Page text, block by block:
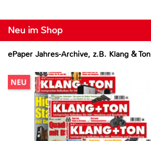
Neu im Shop
ePaper Jahres-Archive, z.B. Klang & Ton